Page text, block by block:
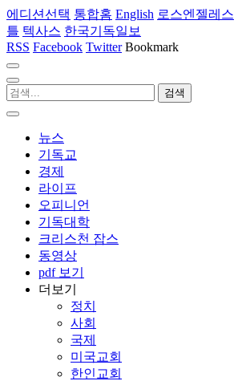
에디션선택 통합홈 English 로스엔젤레스
틀 텍사스 한국기독일보
RSS Facebook Twitter Bookmark
뉴스
기독교
경제
라이프
오피니언
기독대학
크리스천 잡스
동영상
pdf 보기
더보기
정치
사회
국제
미국교회
한인교회